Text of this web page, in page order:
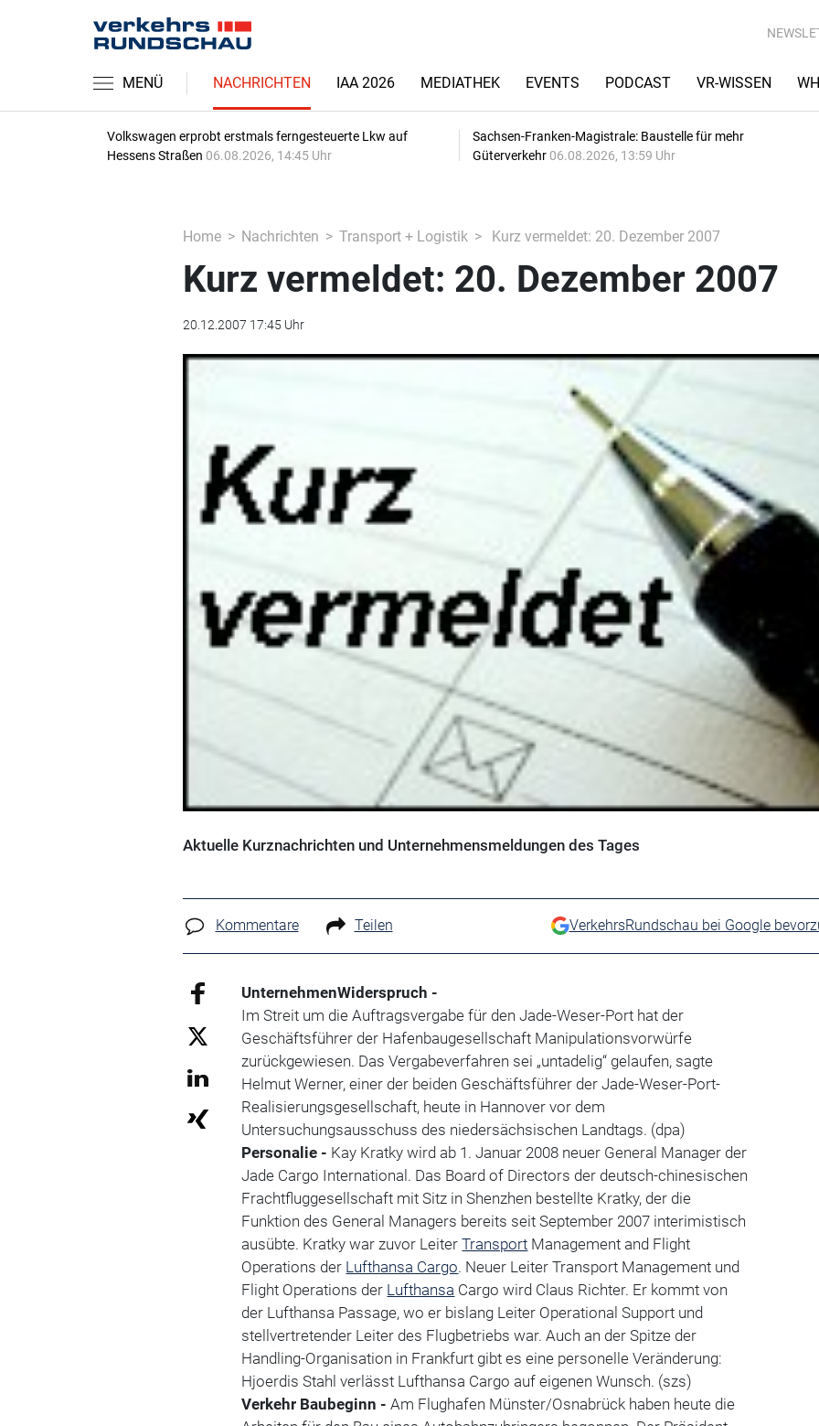
MENÜ NACHRICHTEN IAA 2026 MEDIATHEK EVENTS PODCAST VR-WISSEN
Volkswagen erprobt erstmals ferngesteuerte Lkw auf
Hessens Straßen 06.08.2026, 14:45 Uhr
Sachsen-Franken-Magistrale: Baustelle für mehr
Güterverkehr 06.08.2026, 13:59 Uhr
Home Nachrichten Transport + Logistik Kurz vermeldet: 20. Dezember 2007
Kurz vermeldet: 20. Dezember 2007
20.12.2007 17:45 Uhr
Aktuelle Kurznachrichten und Unternehmensmeldungen des Tages
Kommentare Teilen VerkehrsRundschau bei Google
UnternehmenWiderspruch -
Im Streit um die Auftragsvergabe für den Jade-Weser-Port hat der
Geschäftsführer der Hafenbaugesellschaft Manipulationsvorwürfe
zurückgewiesen. Das Vergabeverfahren sei „untadelig“ gelaufen, sagte
Helmut Werner, einer der beiden Geschäftsführer der Jade-Weser-Port-
Realisierungsgesellschaft, heute in Hannover vor dem
Untersuchungsausschuss des niedersächsischen Landtags. (dpa)
Personalie - Kay Kratky wird ab 1. Januar 2008 neuer General Manager der
Jade Cargo International. Das Board of Directors der deutsch-chinesischen
Frachtfluggesellschaft mit Sitz in Shenzhen bestellte Kratky, der die
Funktion des General Managers bereits seit September 2007 interimistisch
ausübte. Kratky war zuvor LeiterTransport Management and Flight
Operations der Lufthansa Cargo. Neuer Leiter Transport Management und
Flight Operations der Lufthansa Cargo wird Claus Richter. Er kommt von
der Lufthansa Passage, wo er bislang Leiter Operational Support und
stellvertretender Leiter des Flugbetriebs war. Auch an der Spitze der
Handling-Organisation in Frankfurt gibt es eine personelle Veränderung:
Hjoerdis Stahl verlässt Lufthansa Cargo auf eigenen Wunsch. (szs)
Verkehr Baubeginn - Am Flughafen Münster/Osnabrück haben heute die